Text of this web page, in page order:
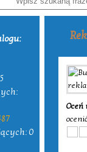
0
Oceń